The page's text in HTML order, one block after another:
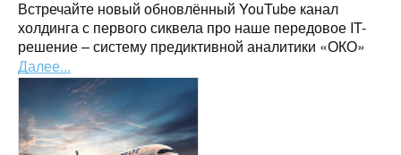
Встречайте новый обновлённый YouTube канал
холдинга с первого сиквела про наше передовое IT-
решение – систему предиктивной аналитики «ОКО»
Далее...